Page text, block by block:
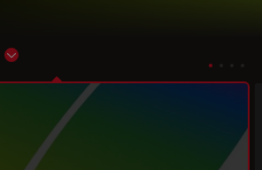
Show subnavigation